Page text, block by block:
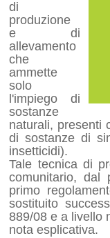
di
produzione
e di
allevamento
che
ammette
solo
l'impiego di
sostanze
naturali, presenti
di sostanze di
insetticidi).
Tale tecnica di
comunitario, dal
primo
sostituito
889/08 e a livello
nota esplicativa.